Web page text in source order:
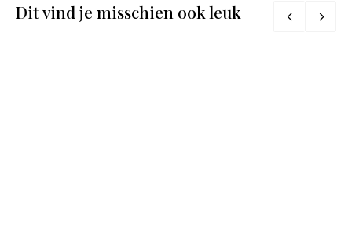
Dit vind je misschien ook leuk